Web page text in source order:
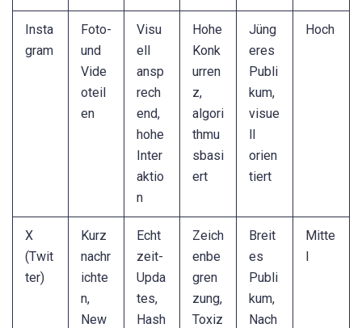
Insta
gram
Foto-
und
Vide
oteil
en
Visu
ell
ansp
rech
end,
hohe
Inter
aktio
n
Hohe
Konk
urren
z,
algori
thmu
sbasi
ert
Jüng
eres
Publi
kum,
visue
ll
orien
tiert
Hoch
X
(Twit
ter)
Kurz
nachr
ichte
n,
New
Echt
zeit-
Upda
tes,
Hash
Zeich
enbe
gren
zung,
Toxiz
Breit
es
Publi
kum,
Nach
Mitte
l